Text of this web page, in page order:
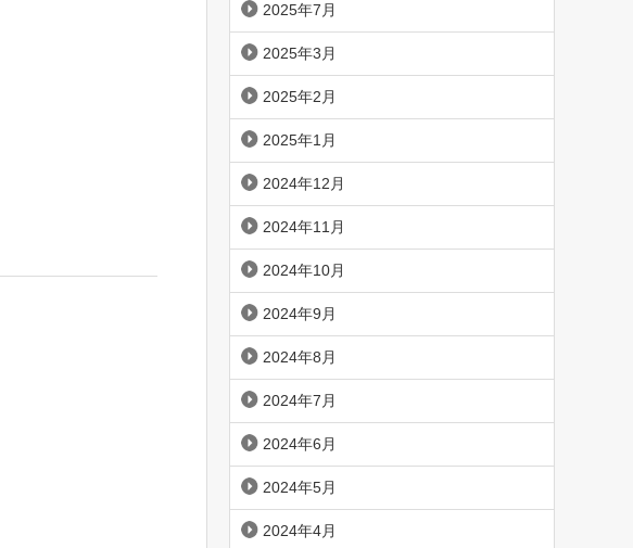
2025年7月
2025年3月
2025年2月
2025年1月
2024年12月
2024年11月
2024年10月
2024年9月
2024年8月
2024年7月
2024年6月
2024年5月
2024年4月